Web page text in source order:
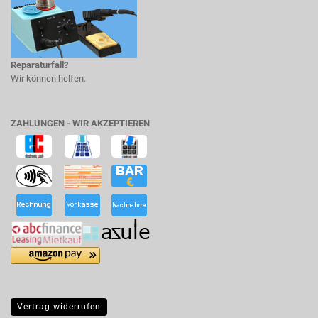
Reparaturfall?
Wir können helfen.
ZAHLUNGEN - WIR AKZEPTIEREN
Vertrag widerrufen